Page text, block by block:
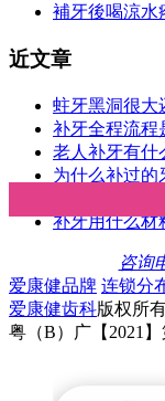
補牙後喝涼水
近文章
蛀牙黑洞很大
补牙全程流程
老人补牙有什
为什么补过的
蛀牙治疗方法
补牙用什么材
咨询
爱康健品牌 连锁分
爱康健齿科版权所
粤（B）广【2021】